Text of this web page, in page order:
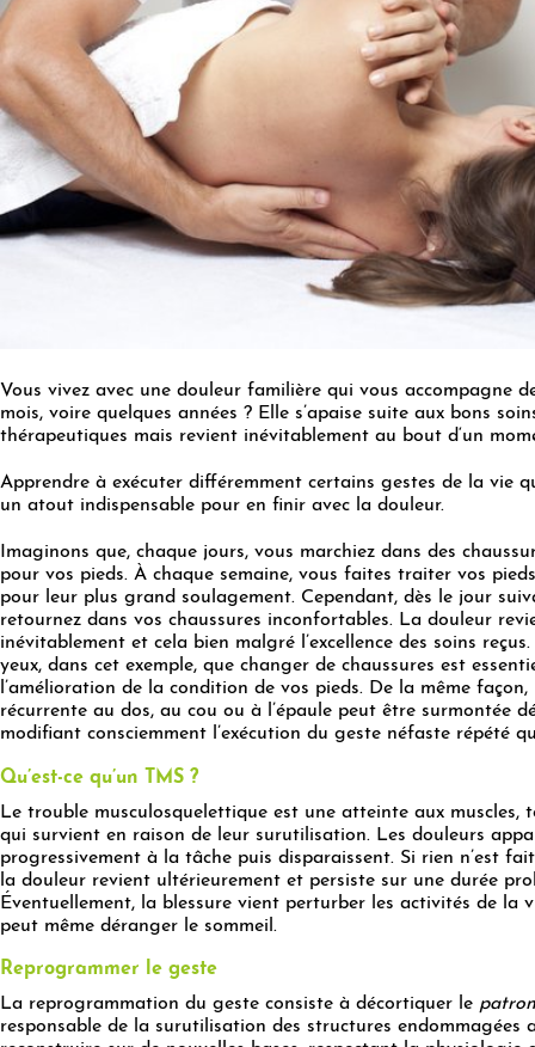
Vous vivez avec une douleur familière qui vous accompagne
mois, voire quelques années ? Elle s’apaise suite aux bons
thérapeutiques mais revient inévitablement au bout d‘un
Apprendre à exécuter différemment certains gestes de la vie
un atout indispensable pour en finir avec la douleur.
Imaginons que, chaque jours, vous marchiez dans des
pour vos pieds. À chaque semaine, vous faites traiter vos
pour leur plus grand soulagement. Cependant, dès le jour
retournez dans vos chaussures inconfortables. La douleur
inévitablement et cela bien malgré l’excellence des soins
yeux, dans cet exemple, que changer de chaussures est
l’amélioration de la condition de vos pieds. De la même
récurrente au dos, au cou ou à l’épaule peut être surmontée
modifiant consciemment l’exécution du geste néfaste répété
Qu’est-ce qu’un TMS ?
Le trouble musculosquelettique est une atteinte aux muscles,
qui survient en raison de leur surutilisation. Les douleurs
progressivement à la tâche puis disparaissent. Si rien n’est
la douleur revient ultérieurement et persiste sur une durée
Éventuellement, la blessure vient perturber les activités de la
peut même déranger le sommeil.
Reprogrammer le geste
La reprogrammation du geste consiste à décortiquer le
responsable de la surutilisation des structures endommagées